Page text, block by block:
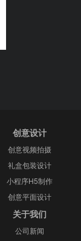
创意设计
创意视频拍摄
礼盒包装设计
小程序H5制作
创意平面设计
关于我们
公司新闻